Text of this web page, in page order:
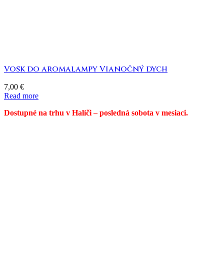
Vosk do aromalampy Vianočný dych
7,00 €
Read more
Dostupné na trhu v Halíči – posledná sobota v mesiaci.